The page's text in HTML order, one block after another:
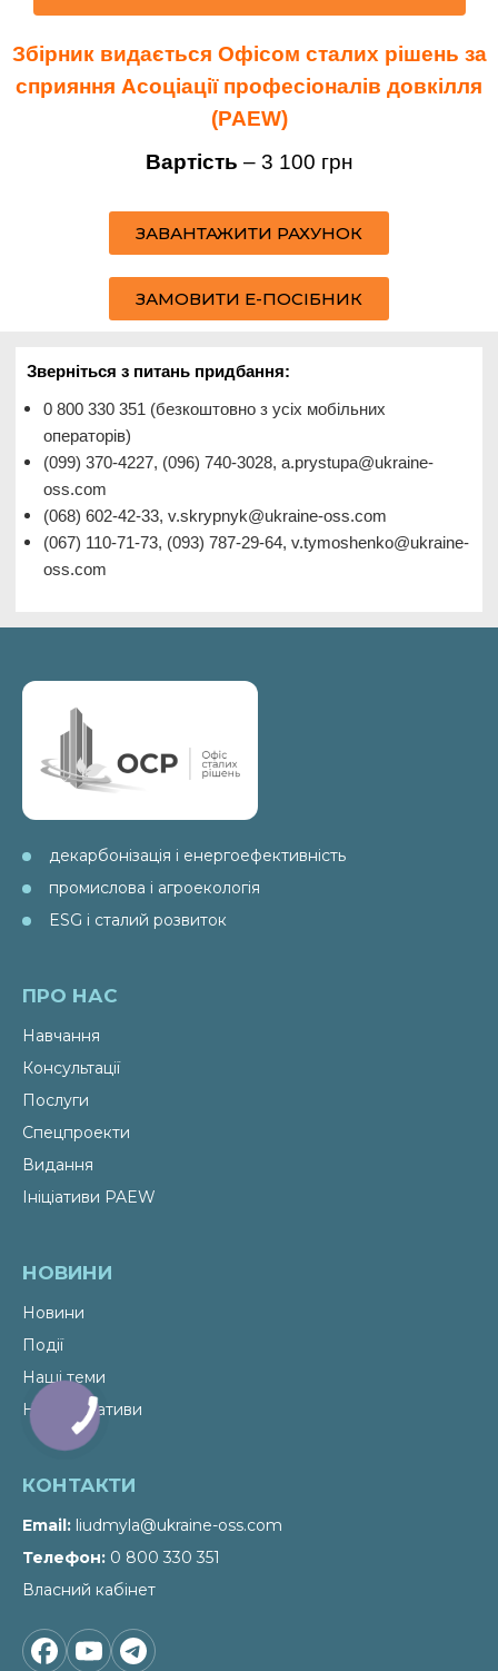
Збірник видається Офісом сталих рішень за
сприяння Асоціації професіоналів довкілля
(PAEW)
Вартість – 3 100 грн
ЗАВАНТАЖИТИ РАХУНОК
ЗАМОВИТИ Е-ПОСІБНИК
Зверніться з питань придбання:
0 800 330 351 (безкоштовно з усіх мобільних
операторів)
(099) 370-4227, (096) 740-3028, a.prystupa@ukraine-
oss.com
(068) 602-42-33, v.skrypnyk@ukraine-oss.com
(067) 110-71-73, (093) 787-29-64, v.tymoshenko@ukraine-
oss.com
декарбонізація і енергоефективність
промислова і агроекологія
ESG і сталий розвиток
ПРО НАС
Навчання
Консультації
Послуги
Спецпроекти
Видання
Ініціативи PAEW
НОВИНИ
Новини
Події
Наші теми
Наші ініціативи
КОНТАКТИ
Email liudmyla@ukraine-oss.com
Телефон 0 800 330 351
Власний кабінет